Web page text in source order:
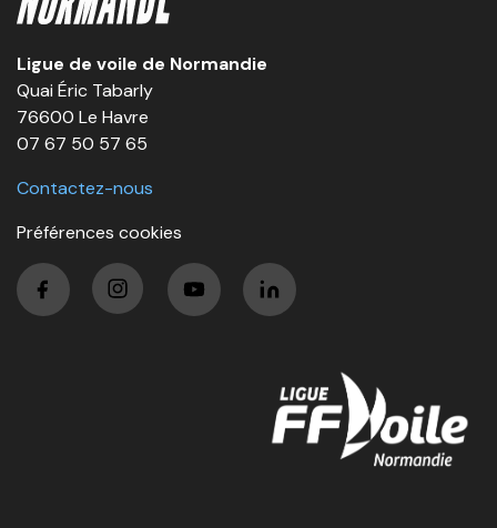
Ligue de voile de Normandie
Quai Éric Tabarly
76600 Le Havre
07 67 50 57 65
Contactez-nous
Préférences cookies